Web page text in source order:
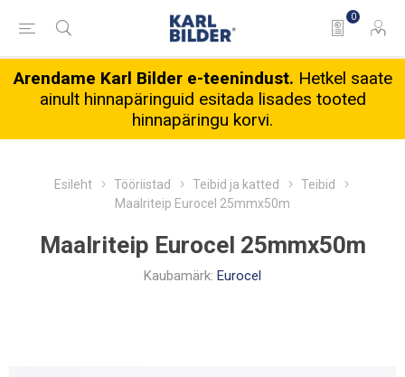
0
Arendame Karl Bilder e-teenindust. Hetkel saate
ainult hinnapäringuid esitada lisades tooted
hinnapäringu korvi.
Esileht Tööriistad Teibid ja katted
Teibid
Maalriteip Eurocel 25mmx50m
Maalriteip Eurocel 25mmx50m
Kaubamärk: Eurocel